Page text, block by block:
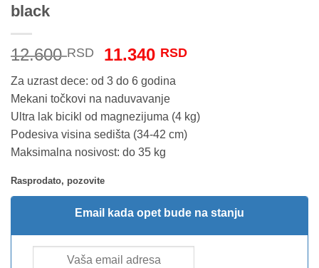
black
12.600RSD
Originalna
je
bila:
12.600 RSD.
11.340 RSDTrenutna
Za uzrast dece: od 3 do 6 godina
Mekani točkovi na naduvavanje
Ultra lak bicikl od magnezijuma (4 kg)
Podesiva visina sedišta (34-42 cm)
Maksimalna nosivost: do 35 kg
Rasprodato, pozovite
Email kada opet bude na stanju